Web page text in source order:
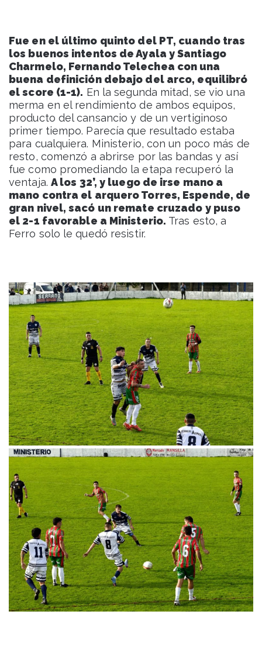
Fue en el último quinto del PT, cuando tras
los buenos intentos de Ayala y Santiago
Charmelo, Fernando Telechea con una
buena definición debajo del arco, equilibró
el score (1-1). En la segunda mitad, se vio una
merma en el rendimiento de ambos equipos,
producto del cansancio y de un vertiginoso
primer tiempo. Parecía que resultado estaba
para cualquiera. Ministerio, con un poco más de
resto, comenzó a abrirse por las bandas y así
fue como promediando la etapa recuperó la
ventaja. A los 32’, y luego de irse mano a
mano contra el arquero Torres, Espende, de
gran nivel, sacó un remate cruzado y puso
el 2-1 favorable a Ministerio. Tras esto, a
Ferro solo le quedó resistir.